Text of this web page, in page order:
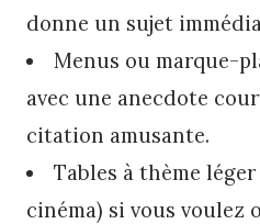
donne un sujet
Menus ou marque-
avec une anecdote
citation amusante.
Tables à thème
cinéma) si vous voulez